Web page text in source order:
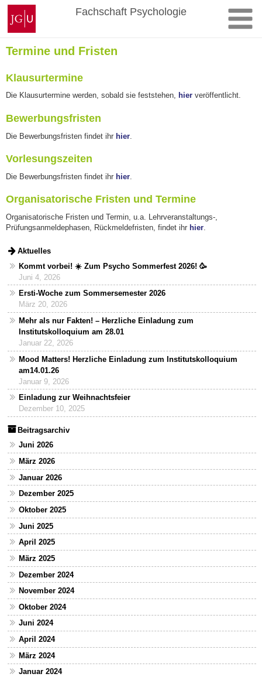
Zum
Inhalt
springen
Johannes
Gutenberg-
Universität
Mainz
Fachschaft Psychologie
Termine und Fristen
Klausurtermine
Die Klausurtermine werden, sobald sie feststehen, hier veröffentlicht.
Bewerbungsfristen
Die Bewerbungsfristen findet ihr hier
Vorlesungszeiten
Die Bewerbungsfristen findet ihr hier
Organisatorische Fristen und Termine
Organisatorische Fristen und Termin, u.a. Lehrveranstaltungs-,
Prüfungsanmeldephasen, Rückmeldefristen, findet ihr hier
Aktuelles
Kommt vorbei! ☀️ Zum Psycho Sommerfest 2026! 🥳
Juni 4, 2026
Ersti-Woche zum Sommersemester 2026
März 20, 2026
Mehr als nur Fakten! – Herzliche Einladung zum
Institutskolloquium am 28.01
Januar 22, 2026
Mood Matters! Herzliche Einladung zum Institutskolloquium
am14.01.26
Januar 9, 2026
Einladung zur Weihnachtsfeier
Dezember 10, 2025
Beitragsarchiv
Juni 2026
März 2026
Januar 2026
Dezember 2025
Oktober 2025
Juni 2025
April 2025
März 2025
Dezember 2024
November 2024
Oktober 2024
Juni 2024
April 2024
März 2024
Januar 2024